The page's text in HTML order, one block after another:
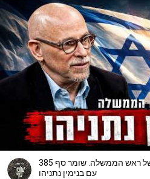
מנקודת מבטו האישית של ראש הממשלה. שומר סף 385
עם בנימין נתניהו